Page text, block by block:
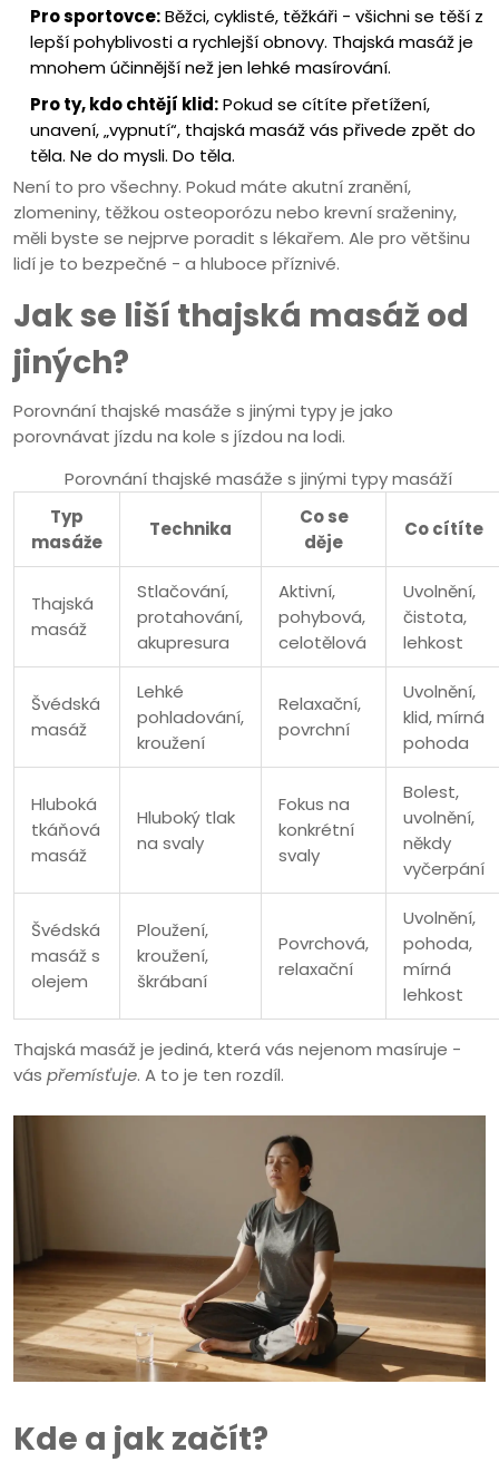
Pro sportovce:Běžci, cyklisté, těžkáři - všichni se těší z
lepší pohyblivosti a rychlejší obnovy. Thajská masáž je
mnohem účinnější než jen lehké masírování.
Pro ty, kdo chtějí klid:Pokud se cítíte přetížení,
unavení, „vypnutí“, thajská masáž vás přivede zpět do
těla. Ne do mysli. Do těla.
Není to pro všechny. Pokud máte akutní zranění,
zlomeniny, těžkou osteoporózu nebo krevní sraženiny,
měli byste se nejprve poradit s lékařem. Ale pro většinu
lidí je to bezpečné - a hluboce příznivé.
Jak se liší thajská masáž od
jiných?
Porovnání thajské masáže s jinými typy je jako
porovnávat jízdu na kole s jízdou na lodi.
Porovnání thajské masáže s jinými typy masáží
Typ
masáže
Technika
Co se
děje
Co cítíte
Thajská
masáž
Stlačování,
protahování,
akupresura
Aktivní,
pohybová,
celotělová
Uvolnění,
čistota,
lehkost
Švédská
masáž
Lehké
pohladování,
kroužení
Relaxační,
povrchní
Uvolnění,
klid, mírná
pohoda
Hluboká
tkáňová
masáž
Hluboký tlak
na svaly
Fokus na
konkrétní
svaly
Bolest,
uvolnění,
někdy
vyčerpání
Švédská
masáž s
olejem
Ploužení,
kroužení,
škrábaní
Povrchová,
relaxační
Uvolnění,
pohoda,
mírná
lehkost
Thajská masáž je jediná, která vás nejenom masíruje -
vás přemísťuje. A to je ten rozdíl.
Kde a jak začít?